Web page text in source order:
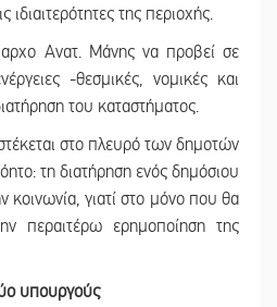
της περιοχής.
Ανατ. Μάνης να προβεί σε
-θεσμικές, νομικές και
του καταστήματος.
στο πλευρό των δημοτών
τη διατήρηση ενός δημόσιου
κοινωνία, γιατί στο μόνο που θα
περαιτέρω ερημοποίηση της
υπουργούς